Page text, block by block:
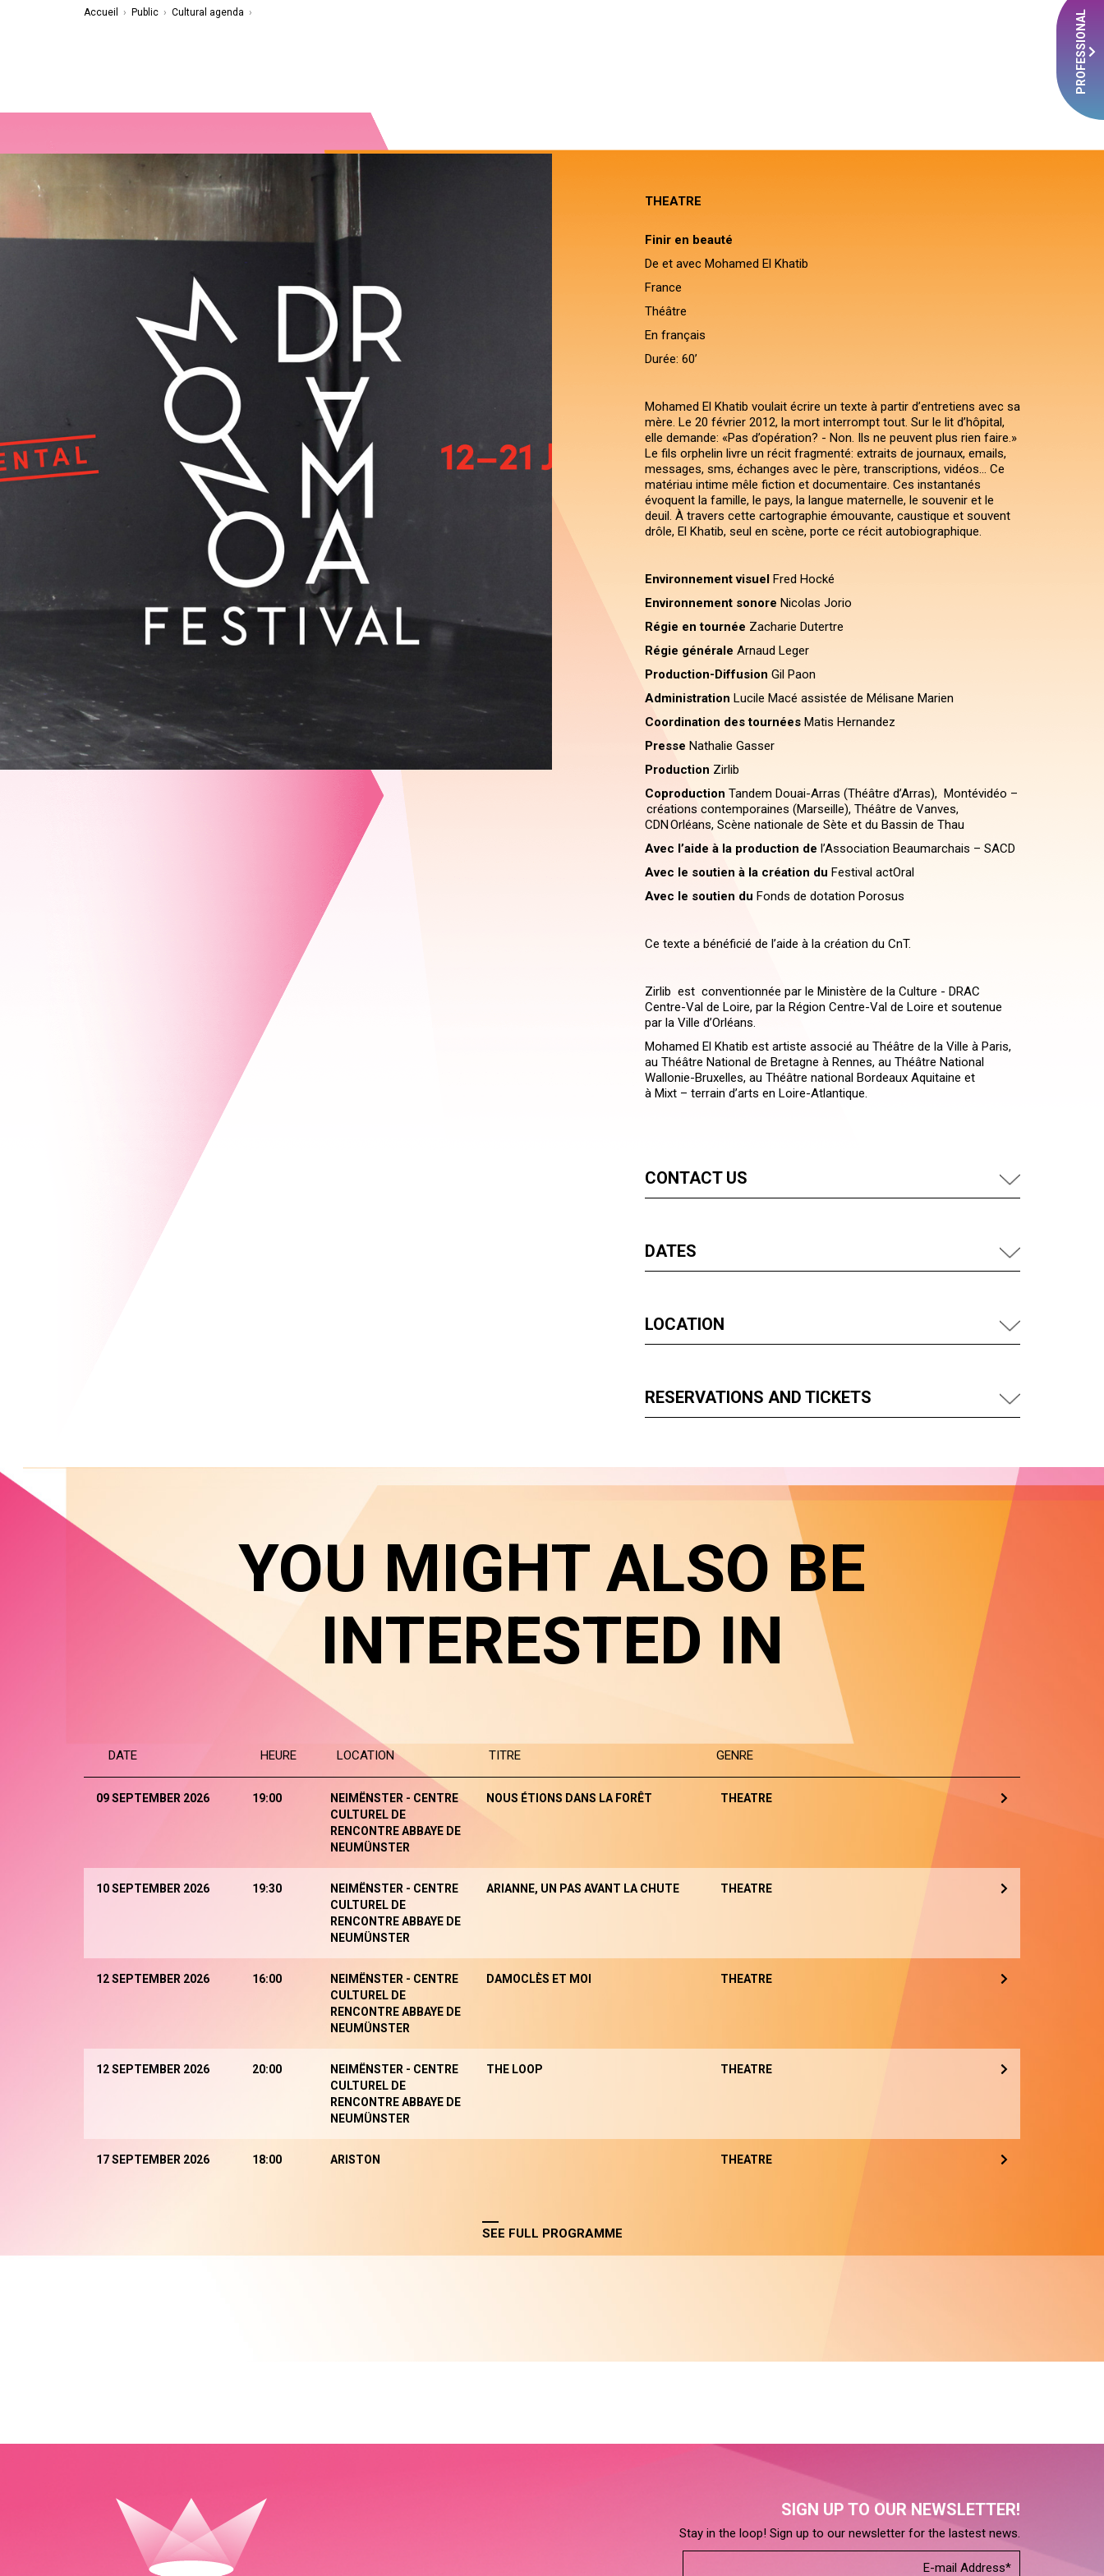
PROFESSIONAL
Accueil › Public › Cultural agenda ›
THEATRE
Finir en beauté
De et avec Mohamed El Khatib
France
Théâtre
En français
Durée: 60’
Mohamed El Khatib voulait écrire un texte à partir d’entretiens avec sa
mère. Le 20 février 2012, la mort interrompt tout. Sur le lit d’hôpital,
elle demande: «Pas d’opération? - Non. Ils ne peuvent plus rien faire.»
Le fils orphelin livre un récit fragmenté: extraits de journaux, emails,
messages, sms, échanges avec le père, transcriptions, vidéos… Ce
matériau intime mêle fiction et documentaire. Ces instantanés
évoquent la famille, le pays, la langue maternelle, le souvenir et le
deuil. À travers cette cartographie émouvante, caustique et souvent
drôle, El Khatib, seul en scène, porte ce récit autobiographique.
Environnement visuelFred Hocké
Environnement sonore Nicolas Jorio
Régie en tournée Zacharie Dutertre
Régie générale Arnaud Leger
Production-Diffusion Gil Paon
Administration Lucile Macé assistée de Mélisane Marien
Coordination des tournéesMatis Hernandez
Presse Nathalie Gasser
Production Zirlib
Coproduction Tandem Douai-Arras (Théâtre d’Arras), Montévidéo –
créations contemporaines (Marseille), Théâtre de Vanves,
CDN Orléans, Scène nationale de Sète et du Bassin de Thau
Avec l’aide à la production de l’Association Beaumarchais – SACD
Avec le soutien à la création du Festival actOral
Avec le soutien du Fonds de dotation Porosus
Ce texte a bénéficié de l’aide à la création du CnT.
Zirlib est conventionnée par le Ministère de la Culture - DRAC
Centre-Val de Loire, par la Région Centre-Val de Loire et soutenue
par la Ville d’Orléans.
Mohamed El Khatib est artiste associé au Théâtre de la Ville à Paris,
au Théâtre National de Bretagne à Rennes, au Théâtre National
Wallonie-Bruxelles, au Théâtre national Bordeaux Aquitaine et
à Mixt – terrain d’arts en Loire-Atlantique.
CONTACT US
DATES
LOCATION
RESERVATIONS AND TICKETS
YOU MIGHT ALSO BE
INTERESTED IN
DATE HEURE LOCATION TITRE GENRE
09 SEPTEMBER 2026 19:00
NEIMËNSTER - CENTRE
CULTUREL DE
RENCONTRE ABBAYE DE
NEUMÜNSTER
NOUS ÉTIONS DANS LA FORÊT THEATRE
10 SEPTEMBER 2026 19:30
NEIMËNSTER - CENTRE
CULTUREL DE
RENCONTRE ABBAYE DE
NEUMÜNSTER
ARIANNE, UN PAS AVANT LA CHUTE THEATRE
12 SEPTEMBER 2026 16:00
NEIMËNSTER - CENTRE
CULTUREL DE
RENCONTRE ABBAYE DE
NEUMÜNSTER
DAMOCLÈS ET MOI THEATRE
12 SEPTEMBER 2026 20:00
NEIMËNSTER - CENTRE
CULTUREL DE
RENCONTRE ABBAYE DE
NEUMÜNSTER
THE LOOP THEATRE
17 SEPTEMBER 2026 18:00 ARISTON THEATRE
SEE FULL PROGRAMME
SIGN UP TO OUR NEWSLETTER!
Stay in the loop! Sign up to our newsletter for the lastest news.